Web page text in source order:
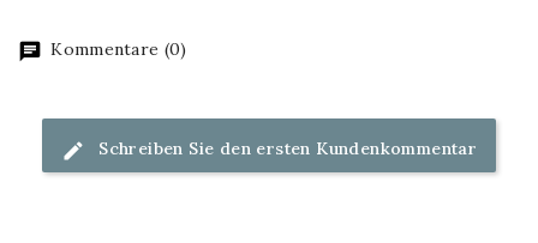
Kommentare (0)
Schreiben Sie den ersten Kundenkommentar